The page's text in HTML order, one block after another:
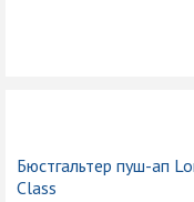
Бюстгальтер пуш-ап
Class